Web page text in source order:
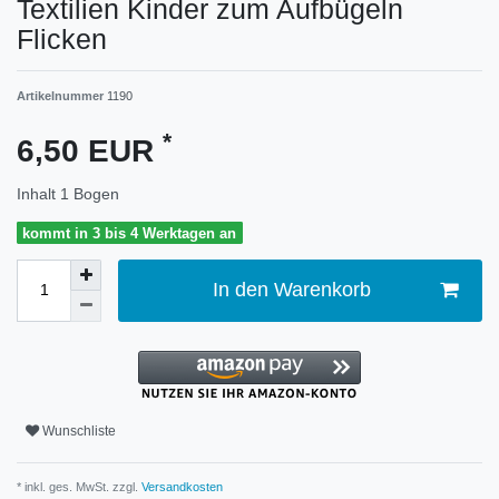
Textilien Kinder zum Aufbügeln
Flicken
Artikelnummer 1190
6,50 EUR *
Inhalt 1 Bogen
kommt in 3 bis 4 Werktagen an
In den Warenkorb
Wunschliste
* inkl. ges. MwSt. zzgl. Versandkosten